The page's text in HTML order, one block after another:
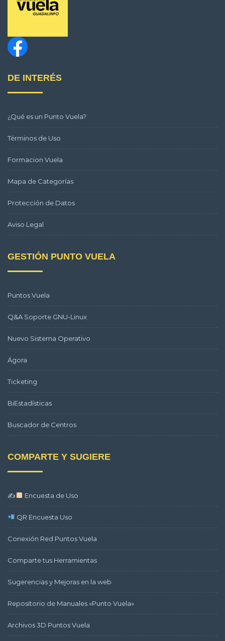
DE INTERÉS
¿Qué es un Punto Vuela?
Términos de Uso
Formacion Vuela
Mapa de Categorías
Protección de Datos
Aviso Legal
GESTIÓN PUNTO VUELA
Puntos Vuela
Q&A Soporte GNU-Linux
Nuevo Sistema Operativo
Ágora
Ticketing
BiEstadísticas
Buscador de Centros
COMPARTE Y SUGIERE
✍ Encuesta de Uso
QR Encuesta Uso
Conexión Red Puntos Vuela
Comparte tus Herramientas
Sugerencias y Mejoras en la web
Repositorio de Manuales «Punto Vuela»
Archivos 3D Puntos Vuela